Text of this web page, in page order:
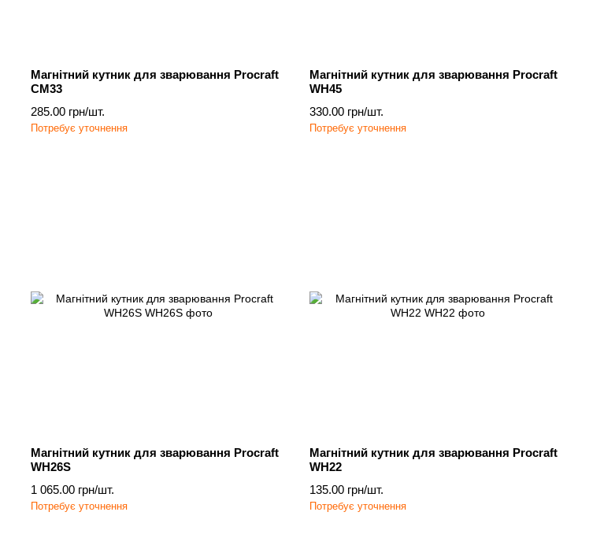
Магнітний кутник для зварювання Procraft
CM33
285.00 грн/шт.
Потребує уточнення
Магнітний кутник для зварювання Procraft
WH45
330.00 грн/шт.
Потребує уточнення
Магнітний кутник для зварювання Procraft
WH26S
1 065.00 грн/шт.
Потребує уточнення
Магнітний кутник для зварювання Procraft
WH22
135.00 грн/шт.
Потребує уточнення